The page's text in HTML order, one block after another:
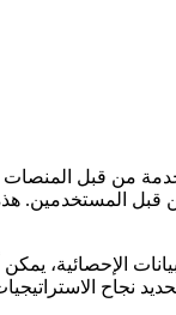
من قبل
المستخدمين.
الإحصائية،